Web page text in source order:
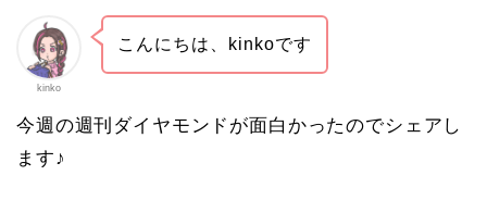
kinko
こんにちは、kinkoです
今週の週刊ダイヤモンドが面白かったのでシェアし
ます♪